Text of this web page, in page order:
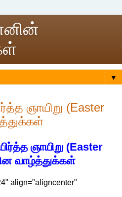
▼
ஞாயிறு (Easter
ஞாயிறு (Easter
வாழ்த்துக்கள்
align="aligncenter"